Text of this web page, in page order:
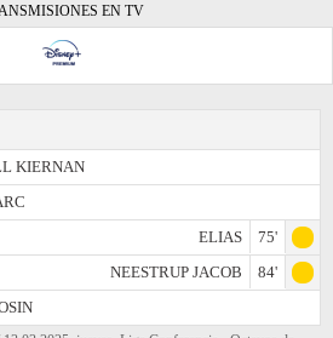
EN TV
KIERNAN
ELIAS
75'
NEESTRUP JACOB
84'